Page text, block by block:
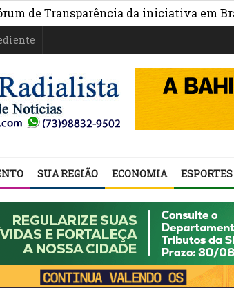
da iniciativa em Brasília »
SUA REGIÃO ECONOMIA ESPORTES